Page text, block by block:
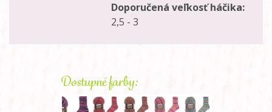
Doporučená veľkosť háčika:
2,5 - 3
Dostupné farby: